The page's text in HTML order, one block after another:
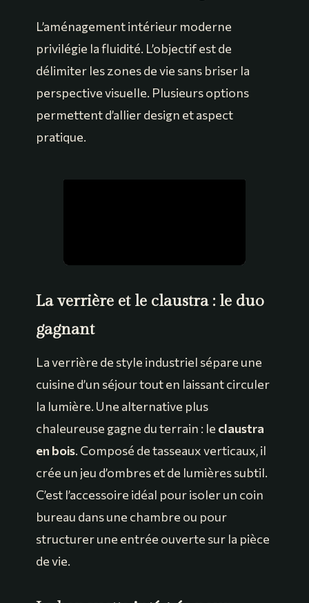
L’aménagement intérieur moderne
privilégie la fluidité. L’objectif est de
délimiter les zones de vie sans briser la
perspective visuelle. Plusieurs options
permettent d’allier design et aspect
pratique.
La verrière et le claustra : le duo
gagnant
La verrière de style industriel sépare une
cuisine d’un séjour tout en laissant circuler
la lumière. Une alternative plus
chaleureuse gagne du terrain : le claustra
en bois. Composé de tasseaux verticaux, il
crée un jeu d’ombres et de lumières subtil.
C’est l’accessoire idéal pour isoler un coin
bureau dans une chambre ou pour
structurer une entrée ouverte sur la pièce
de vie.